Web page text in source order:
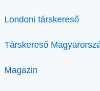
Londoni társkereső
Társkereső
Magazin